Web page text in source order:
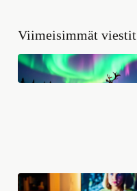
Viimeisimmät viestit